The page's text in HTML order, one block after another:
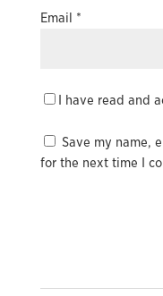
Email *
I have read and
Save my name,
for the next time I